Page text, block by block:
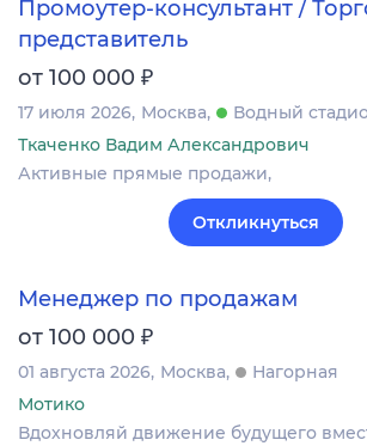
Промоутер-консультант /
представитель
от 100 000 ₽
17 июля 2026 Москва
Водный
Ткаченко Вадим Александрович
Активные прямые продажи,
Откликнуться
Менеджер по продажам
от 100 000 ₽
01 августа 2026 Москва
Нагорная
Мотико
Вдохновляй движение будущего